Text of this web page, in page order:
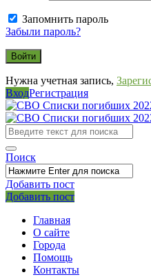
Запомнить пароль
Забыли пароль?
Нужна учетная запись,
ВходРегистрация
СВО
Списки
погибших
2022-
2026,
Новости
СВО
Поиск
Добавить пост
Мобильное
меню
Выйти
Добавить пост
Главная
О сайте
Города
Помощь
Контакты